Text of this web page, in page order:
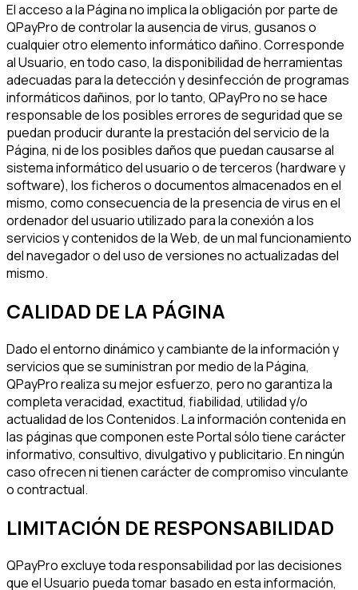
El acceso a la Página no implica la obligación por parte de
QPayPro de controlar la ausencia de virus, gusanos o
cualquier otro elemento informático dañino. Corresponde
al Usuario, en todo caso, la disponibilidad de herramientas
adecuadas para la detección y desinfección de programas
informáticos dañinos, por lo tanto, QPayPro no se hace
responsable de los posibles errores de seguridad que se
puedan producir durante la prestación del servicio de la
Página, ni de los posibles daños que puedan causarse al
sistema informático del usuario o de terceros (hardware y
software), los ficheros o documentos almacenados en el
mismo, como consecuencia de la presencia de virus en el
ordenador del usuario utilizado para la conexión a los
servicios y contenidos de la Web, de un mal funcionamiento
del navegador o del uso de versiones no actualizadas del
mismo.
CALIDAD DE LA PÁGINA
Dado el entorno dinámico y cambiante de la información y
servicios que se suministran por medio de la Página,
QPayPro realiza su mejor esfuerzo, pero no garantiza la
completa veracidad, exactitud, fiabilidad, utilidad y/o
actualidad de los Contenidos. La información contenida en
las páginas que componen este Portal sólo tiene carácter
informativo, consultivo, divulgativo y publicitario. En ningún
caso ofrecen ni tienen carácter de compromiso vinculante
o contractual.
LIMITACIÓN DE RESPONSABILIDAD
QPayPro excluye toda responsabilidad por las decisiones
que el Usuario pueda tomar basado en esta información,